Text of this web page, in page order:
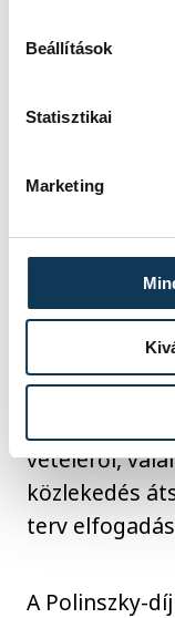
Beállítások
Statisztikai
Marketing
A képviselők
út 1. épület
tulajdonból
vételéről,
közlekedés
terv
A Polinszky-